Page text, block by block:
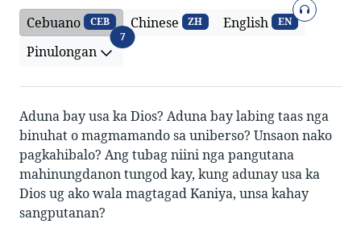
Cebuano CEB Chinese ZH English EN
Sonido
Pinulongan
7Pinulongan
Aduna bay usa ka Dios? Aduna bay labing taas nga
binuhat o magmamando sa uniberso? Unsaon nako
pagkahibalo? Ang tubag niini nga pangutana
mahinungdanon tungod kay, kung adunay usa ka
Dios ug ako wala magtagad Kaniya, unsa kahay
sangputanan?